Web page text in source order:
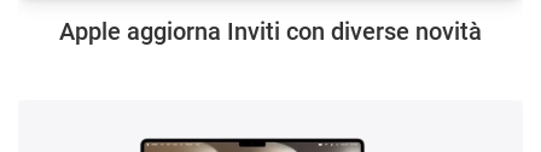
Apple aggiorna Inviti con diverse novità